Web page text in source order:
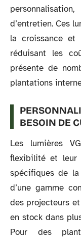
d’entretien. Ces
la croissance et
réduisant les
présente de
plantations
BESOIN DE
Les lumières
flexibilité et leur
spécifiques de
d’une gamme
des projecteurs
en stock dans
Pour des